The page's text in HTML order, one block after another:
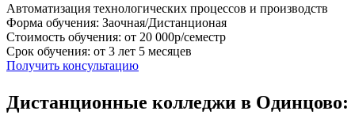
Автоматизация технологических процессов и производств
Форма обучения: Заочная/Дистанционая
Стоимость обучения: от 20 000р/семестр
Срок обучения: от 3 лет 5 месяцев
Получить консультацию
Дистанционные колледжи в Одинцово: